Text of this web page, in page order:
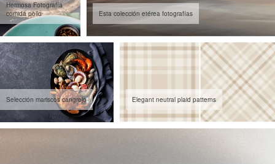
Hermosa Fotografía
comida pollo
Esta colección etérea fotografías
Selección mariscos cangrejo Elegant neutral plaid patterns